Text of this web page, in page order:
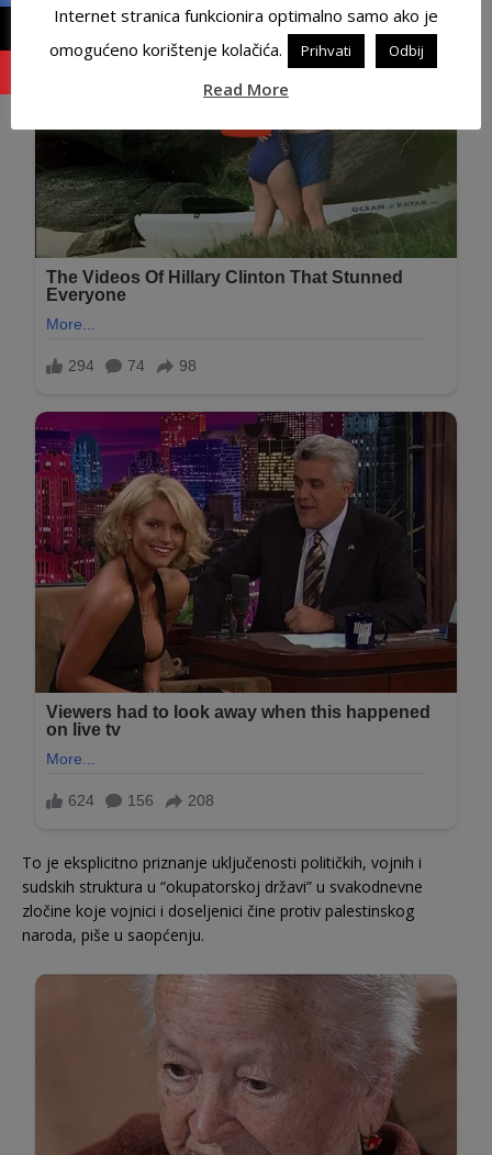
To je eksplicitno priznanje uključenosti političkih, vojnih i
sudskih struktura u “okupatorskoj državi” u svakodnevne
zločine koje vojnici i doseljenici čine protiv palestinskog
naroda, piše u saopćenju.
Internet stranica funkcionira optimalno samo ako je
omogućeno korištenje kolačića.
Prihvati Odbij
Read More